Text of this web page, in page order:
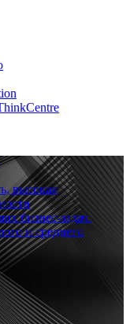
высокая
бизнес-задач.
и среднего